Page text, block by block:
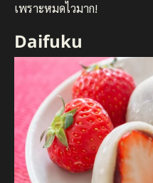
เพราะหมดไวมาก!
Daifuku